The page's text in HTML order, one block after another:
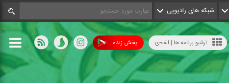
شبکه های رادیویی
پخش زنده آرشیو برنامه ها | الف-ی